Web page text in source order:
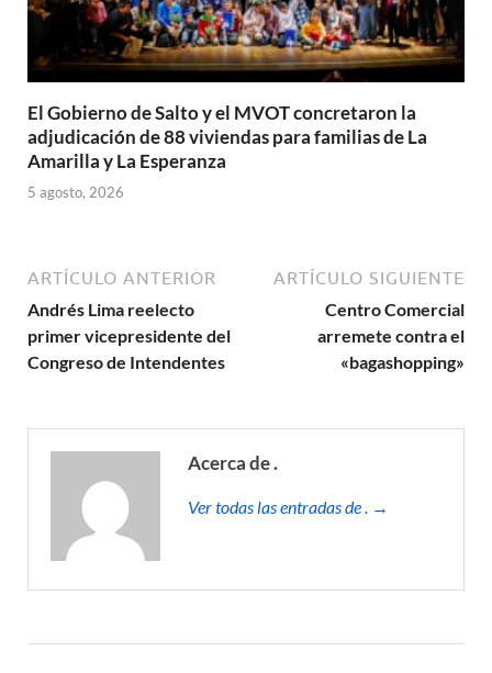
El Gobierno de Salto y el MVOT concretaron la
adjudicación de 88 viviendas para familias de La
Amarilla y La Esperanza
5 agosto, 2026
ARTÍCULO ANTERIOR
Andrés Lima reelecto
primer vicepresidente del
Congreso de Intendentes
ARTÍCULO SIGUIENTE
Centro Comercial
arremete contra el
«bagashopping»
Acerca de .
Ver todas las entradas de . →